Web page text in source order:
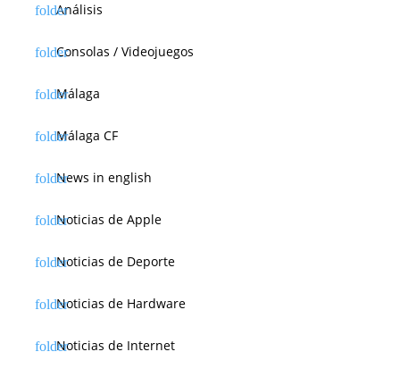
Análisis
Consolas / Videojuegos
Málaga
Málaga CF
News in english
Noticias de Apple
Noticias de Deporte
Noticias de Hardware
Noticias de Internet